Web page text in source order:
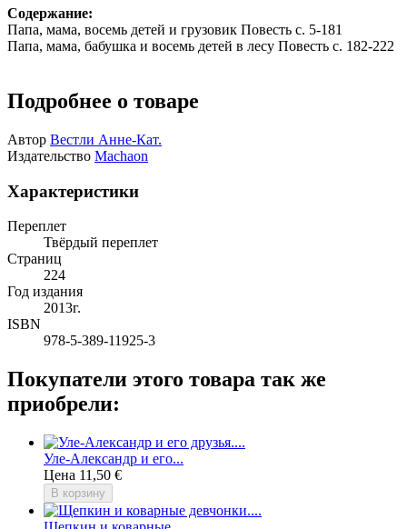
Содержание:
Папа, мама, восемь детей и грузовик Повесть c. 5-181
Папа, мама, бабушка и восемь детей в лесу Повесть c. 182-222
Подробнее о товаре
Автор Вестли Анне-Кат.
Издательство Machaon
Характеристики
Переплет
Твёрдый переплет
Страниц
224
Год издания
2013г.
ISBN
978-5-389-11925-3
Покупатели этого товара так же
приобрели:
Уле-Александр и его...
Цена 11,50 €
В корзину